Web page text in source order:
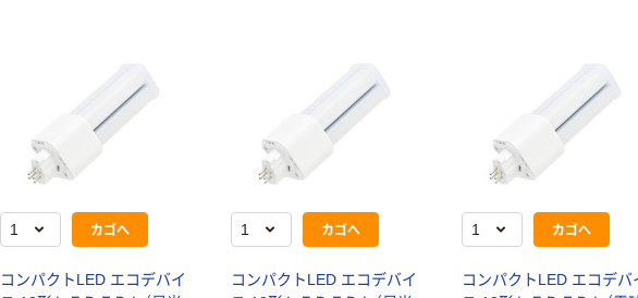
カゴへ
コンパクトLED エコデバイ
カゴへ
コンパクトLED エコデバイ
カゴへ
コンパクトLED エコデバ